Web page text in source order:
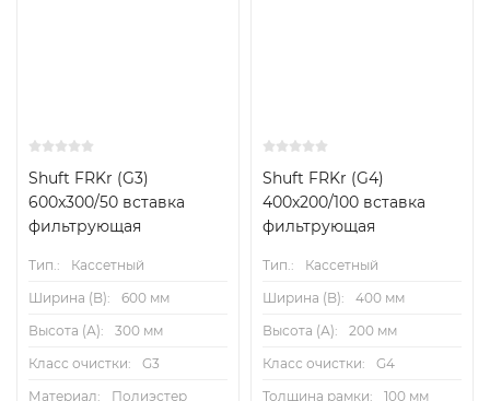
Shuft FRKr (G3)
600x300/50 вставка
фильтрующая
Тип.:
Кассетный
Ширина (B):
600 мм
Высота (А):
300 мм
Класс очистки:
G3
Материал:
Полиэстер
Shuft FRKr (G4)
400х200/100 вставка
фильтрующая
Тип.:
Кассетный
Ширина (B):
400 мм
Высота (А):
200 мм
Класс очистки:
G4
Толщина рамки:
100 мм